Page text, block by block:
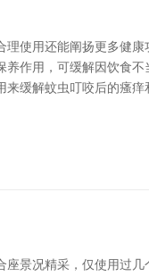
使用还能阐扬更多健
作用，可缓解因饮食不
缓解蚊虫叮咬后的瘙
景况精采，仅使用过